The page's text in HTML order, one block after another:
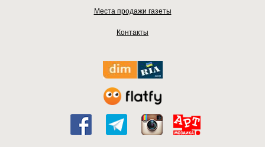
Места продажи газеты
Контакты